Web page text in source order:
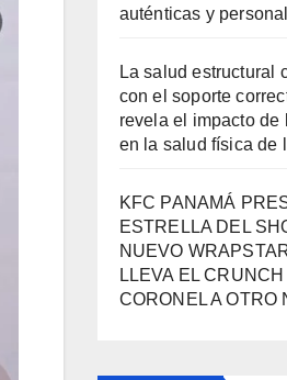
auténticas y
La salud estructural
con el soporte
revela el impacto de
en la salud física de
KFC PANAMÁ
ESTRELLA DEL
NUEVO
LLEVA EL
CORONEL A OTRO